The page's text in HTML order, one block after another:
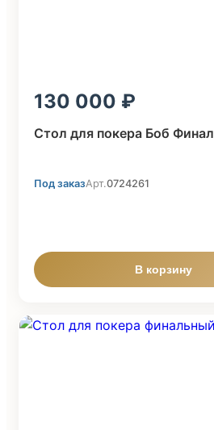
130 000
Стол для покера Боб Финал
Под заказАрт.0724261
В корзину